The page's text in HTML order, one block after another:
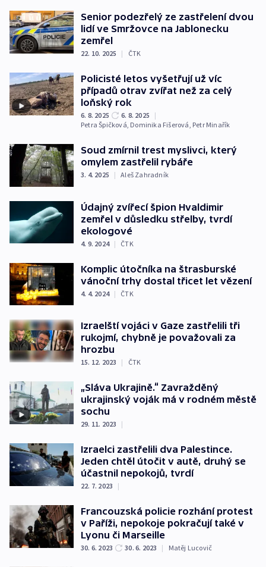
Senior podezřelý ze zastřelení dvou
lidí ve Smržovce na Jablonecku
zemřel
22. 10. 2025 | ČTK
Policisté letos vyšetřují už víc
případů otrav zvířat než za celý
loňský rok
6. 8. 2025 6. 8. 2025
|
Petra Špičková, Dominika Fišerová, Petr Minařík
Soud zmírnil trest myslivci, který
omylem zastřelil rybáře
3. 4. 2025 | Aleš Zahradník
Údajný zvířecí špion Hvaldimir
zemřel v důsledku střelby, tvrdí
ekologové
4. 9. 2024 | ČTK
Komplic útočníka na štrasburské
vánoční trhy dostal třicet let vězení
4. 4. 2024 | ČTK
Izraelští vojáci v Gaze zastřelili tři
rukojmí, chybně je považovali za
hrozbu
15. 12. 2023 | ČTK
„Sláva Ukrajině.“ Zavražděný
ukrajinský voják má v rodném městě
sochu
29. 11. 2023 |
Izraelci zastřelili dva Palestince.
Jeden chtěl útočit v autě, druhý se
účastnil nepokojů, tvrdí
22. 7. 2023 |
Francouzská policie rozhání protest
v Paříži, nepokoje pokračují také v
Lyonu či Marseille
30. 6. 2023 30. 6. 2023 | Matěj Lucovič